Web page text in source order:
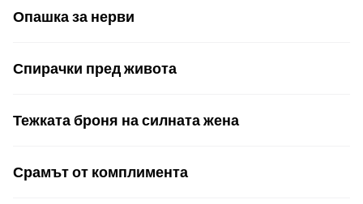
Опашка за нерви
Спирачки пред живота
Тежката броня на силната жена
Срамът от комплимента